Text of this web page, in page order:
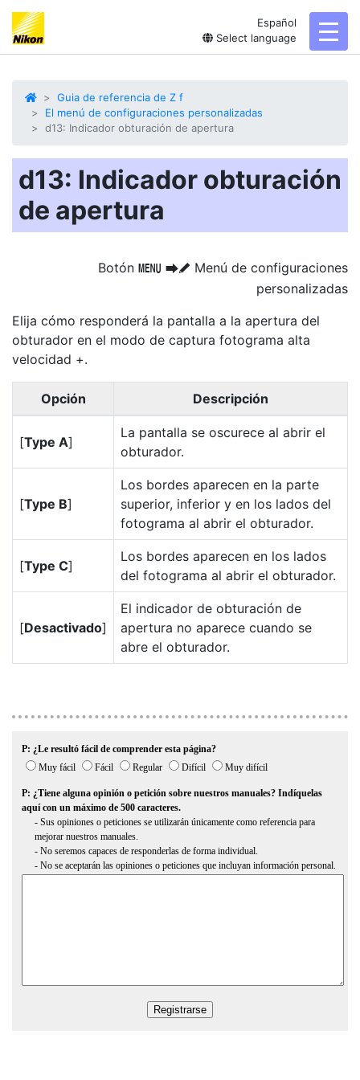
Español
Select language
Guia de referencia de Z f
El menú de configuraciones personalizadas
d13: Indicador obturación de apertura
d13: Indicador obturación
de apertura
Botón G UA Menú de configuraciones
personalizadas
Elija cómo responderá la pantalla a la apertura del
obturador en el modo de captura fotograma alta
velocidad +.
Opción Descripción
[Type A]
La pantalla se oscurece al abrir el
obturador.
[Type B]
Los bordes aparecen en la parte
superior, inferior y en los lados del
fotograma al abrir el obturador.
[Type C]
Los bordes aparecen en los lados
del fotograma al abrir el obturador.
[Desactivado]
El indicador de obturación de
apertura no aparece cuando se
abre el obturador.